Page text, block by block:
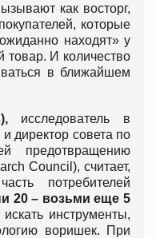
как восторг,
которые
находят» у
товар. И количество
в ближайшем
исследователь в
директор совета по
предотвращению
Council), считает,
потребителей
20 – возьми еще 5
инструменты,
воришек. При